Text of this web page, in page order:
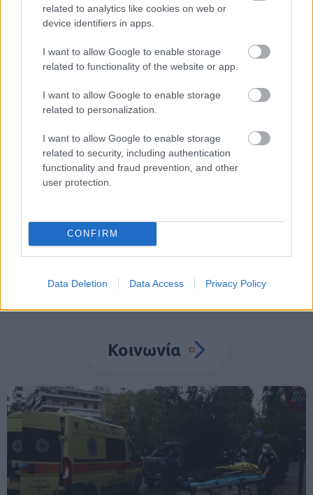
related to analytics like cookies on web or
device identifiers in apps.
I want to allow Google to enable storage
related to functionality of the website or app.
I want to allow Google to enable storage
related to personalization.
I want to allow Google to enable storage
related to security, including authentication
functionality and fraud prevention, and other
user protection.
CONFIRM
Data Deletion Data Access Privacy Policy
Ανοικτές 1.779 θέσεις εργασίας στο
Δημόσιο (χωρίς πτυχίο)
ΕΛΑΣ Αστυνομία
Κοινωνία